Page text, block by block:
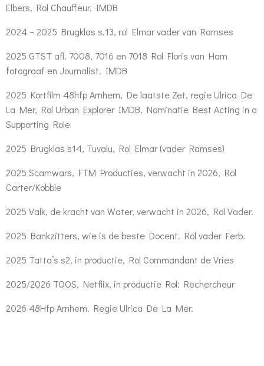
Elbers, Rol Chauffeur. IMDB
2024 – 2025 Brugklas s.13, rol Elmar vader van Ramses
2025 GTST afl. 7008, 7016 en 7018 Rol Floris van Ham
fotograaf en Journalist. IMDB
2025 Kortfilm 48hfp Arnhem, De laatste Zet, regie Ulrica De
La Mer, Rol Urban Explorer IMDB, Nominatie Best Acting in a
Supporting Role
2025 Brugklas s14, Tuvalu, Rol Elmar (vader Ramses)
2025 Scamwars, FTM Producties, verwacht in 2026, Rol
Carter/Kobble
2025 Valk, de kracht van Water, verwacht in 2026, Rol Vader.
2025 Bankzitters, wie is de beste Docent. Rol vader Ferb.
2025 Tatta’s s2, in productie, Rol Commandant de Vries
2025/2026 TOOS, Netflix, in productie Rol: Rechercheur
2026 48Hfp Arnhem. Regie Ulrica De La Mer.